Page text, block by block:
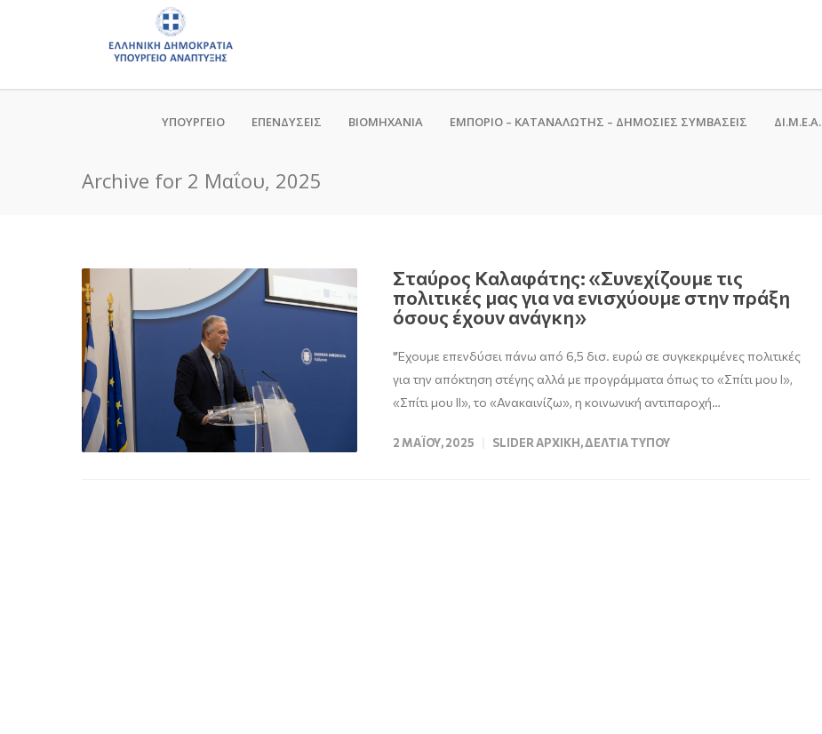
ΥΠΟΥΡΓΕΙΟ ΕΠΕΝΔΥΣΕΙΣ ΒΙΟΜΗΧΑΝΙΑ ΕΜΠΟΡΙΟ – ΚΑΤΑΝΑΛΩΤΗΣ – ΔΗΜΟΣΙΕΣ ΣΥΜΒΑΣΕΙΣ ΔΙ.Μ.Ε.Α.
Archive for 2 Μαΐου, 2025
Σταύρος Καλαφάτης: «Συνεχίζουμε τις
πολιτικές μας για να ενισχύουμε στην πράξη
όσους έχουν ανάγκη»
"Έχουμε επενδύσει πάνω από 6,5 δισ. ευρώ σε συγκεκριμένες πολιτικές
για την απόκτηση στέγης αλλά με προγράμματα όπως το «Σπίτι μου Ι»,
«Σπίτι μου ΙΙ», το «Ανακαινίζω», η κοινωνική αντιπαροχή…
2 ΜΑΪ́ΟΥ, 2025 SLIDER ΑΡΧΙΚΉ,ΔΕΛΤΊΑ ΤΎΠΟΥ